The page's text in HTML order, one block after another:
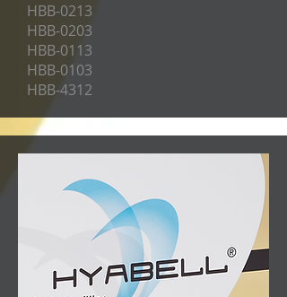
HBB-0213
HBB-0203
HBB-0113
HBB-0103
HBB-4312